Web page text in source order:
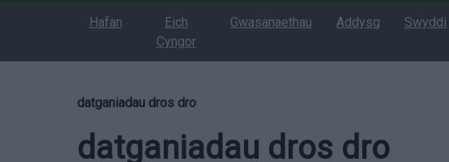
Hafan
Eich
Cyngor
Gwasanaethau Addysg Swyddi
datganiadau dros dro
datganiadau dros dro